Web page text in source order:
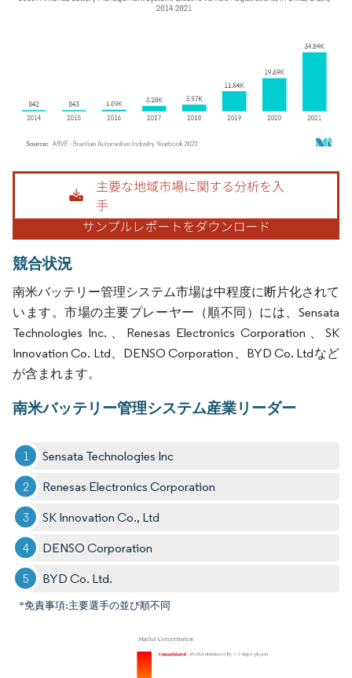
画像 © Mordor Intelligence。再利用にはCC BY 4.0の表示が必要です。
競合状況
南米バッテリー管理システム市場は中程度に断片化されて
います。市場の主要プレーヤー（順不同）には、Sensata
Technologies Inc.、Renesas Electronics Corporation、SK
Innovation Co. Ltd、DENSO Corporation、BYD Co. Ltdなど
が含まれます。
南米バッテリー管理システム産業リーダー
Sensata Technologies Inc
Renesas Electronics Corporation
SK Innovation Co., Ltd
DENSO Corporation
BYD Co. Ltd.
*免責事項:主要選手の並び順不同